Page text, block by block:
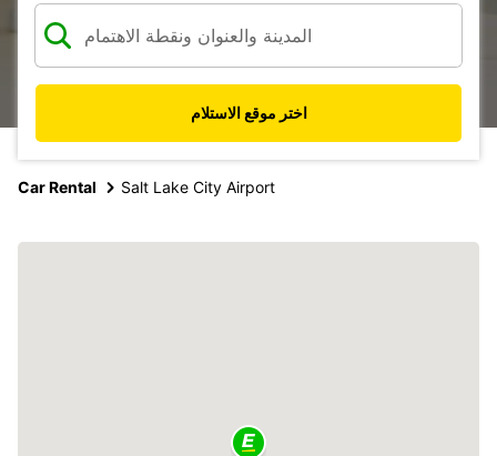
اختر موقع الاستلام
Car Rental Salt Lake City Airport